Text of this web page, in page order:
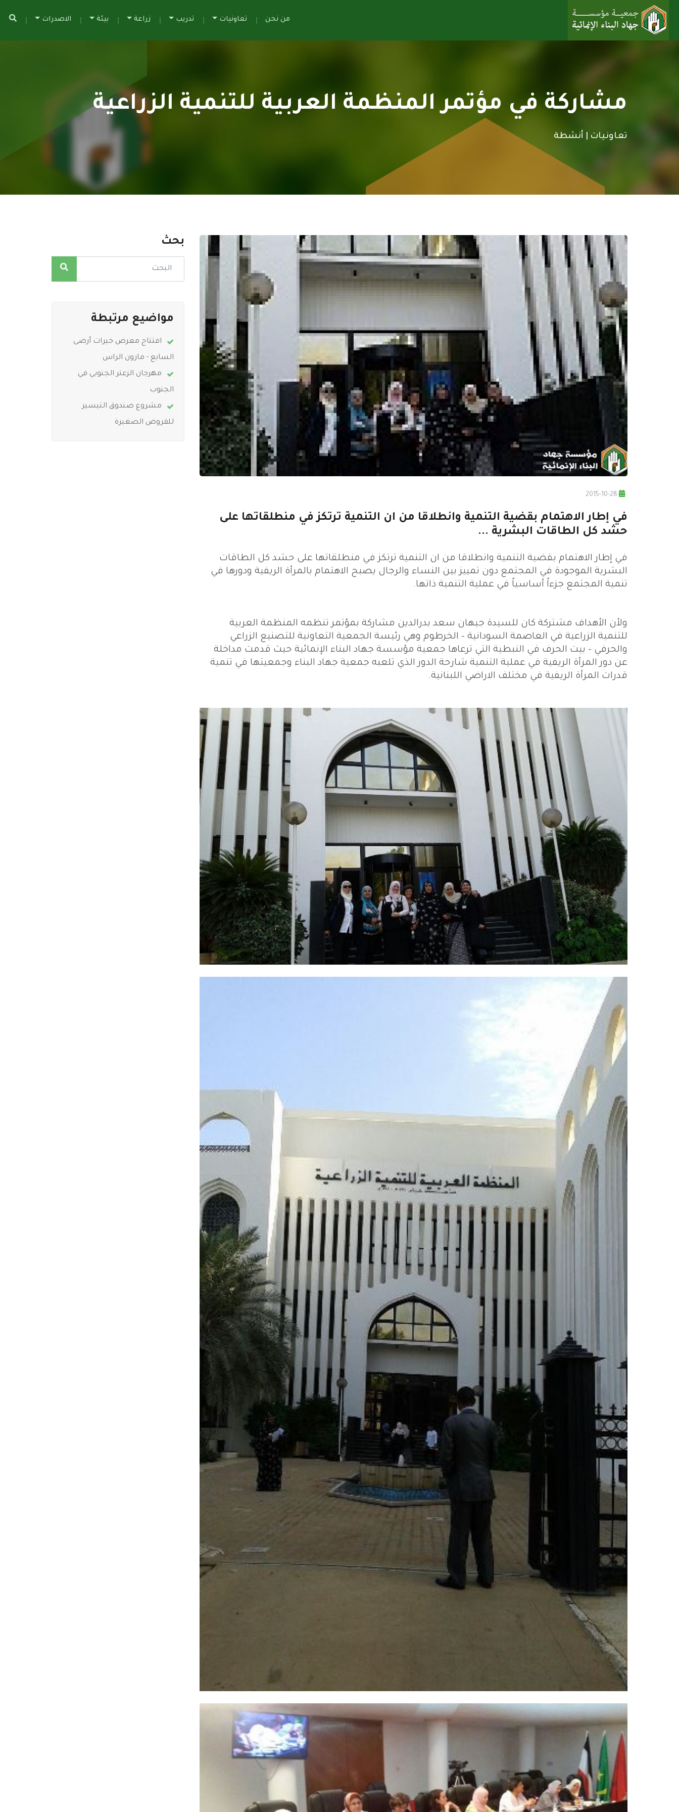
من نحن تعاونيات تدريب زراعة بيئة الاصدرات
مشاركة في مؤتمر المنظمة العربية للتنمية الزراعية
تعاونيات | أنشطة
في إطار الاهتمام بقضية التنمية وانطلاقا من ان التنمية ترتكز في منطلقاتها على
حشد كل الطاقات البشرية ...
في إطار الاهتمام بقضية التنمية وانطلاقا من ان التنمية ترتكز في منطلقاتها على حشد كل الطاقات
البشرية الموجودة في المجتمع دون تمييز بين النساء والرجال يصبح الاهتمام بالمرأة الريفية ودورها في
تنمية المجتمع جزءاً أساسياً في عملية التنمية ذاتها.
ولأن الأهداف مشتركة كان للسيدة جيهان سعد بدرالدين مشاركة بمؤتمر تنظمه المنظمة العربية
للتنمية الزراعية في العاصمة السودانية - الخرطوم وهي رئيسة الجمعية التعاونية للتصنيع الزراعي
والحرفي - بيت الحرف في النبطية التي ترعاها جمعية مؤسسة جهاد البناء الإنمائية حيث قدمت مداخلة
عن دور المرأة الريفية في عملية التنمية شارحة الدور الذي تلعبه جمعية جهاد البناء وجمعيتها في تنمية
قدرات المرأة الريفية في مختلف الاراضي اللبنانية.
بحث
مواضيع مرتبطة
افتتاح معرض خيرات أرضى
السابع - مارون الراس
مهرجان الزعتر الجنوبي في
الجنوب
مشروع صندوق التيسير
للقروض الصغيرة